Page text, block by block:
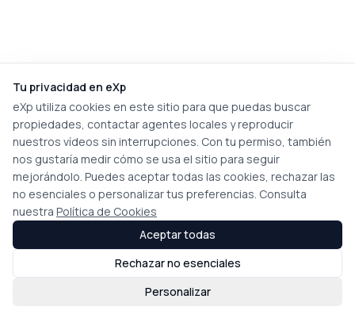
Tu privacidad en eXp
eXp utiliza cookies en este sitio para que puedas buscar
propiedades, contactar agentes locales y reproducir
nuestros vídeos sin interrupciones. Con tu permiso, también
nos gustaría medir cómo se usa el sitio para seguir
mejorándolo. Puedes aceptar todas las cookies, rechazar las
no esenciales o personalizar tus preferencias. Consulta
nuestra Política de Cookies
Personalizar
Rechazar no esenciales
Aceptar todas